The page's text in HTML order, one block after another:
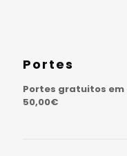
Portes
Portes gratuitos em
50,00€